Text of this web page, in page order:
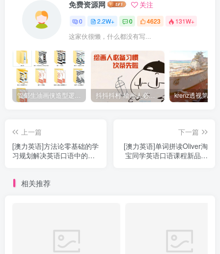
免费资源网 关注
0 2.2W+ 0 4623 131W+
这家伙很懒，什么都没有写...
管郁生油画侠造型逻辑班第一期2019年5月【高清不缺课】 抖抖抖村 绘画人必备习惯2020【画质不错】
上一篇
[澳力英语]方法论零基础的学
习规划解决英语口语中的误
下一篇
[澳力英语]单词拼读Oliver淘
宝同学英语口语课程新品促
相关推荐